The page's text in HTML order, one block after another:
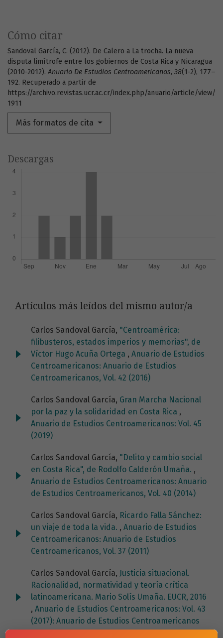
Cómo citar
Sandoval García, C. (2012). De Calero a La trocha. La nueva
disputa limítrofe entre los gobiernos de Costa Rica y Nicaragua
(2010-2012). Anuario De Estudios Centroamericanos, 38(1-2), 177–
192. Recuperado a partir de
https://archivo.revistas.ucr.ac.cr/index.php/anuario/article/view/
1911
Más formatos de cita
Descargas
Artículos más leídos del mismo autor/a
Carlos Sandoval García, "Centroamérica:
filibusteros, estados imperios y memorias", de
Víctor Hugo Acuña Ortega , Anuario de Estudios
Centroamericanos: Anuario de Estudios
Centroamericanos, Vol. 42 (2016)
Carlos Sandoval García, Gran Marcha Nacional
por la paz y la solidaridad en Costa Rica ,
Anuario de Estudios Centroamericanos: Vol. 45
(2019)
Carlos Sandoval García, "Delito y cambio social
en Costa Rica", de Rodolfo Calderón Umaña. ,
Anuario de Estudios Centroamericanos: Anuario
de Estudios Centroamericanos, Vol. 40 (2014)
Carlos Sandoval García, Ricardo Falla Sánchez:
un viaje de toda la vida. , Anuario de Estudios
Centroamericanos: Anuario de Estudios
Centroamericanos, Vol. 37 (2011)
Carlos Sandoval García, Justicia situacional.
Racionalidad, normatividad y teoría crítica
latinoamericana. Mario Solís Umaña. EUCR, 2016
, Anuario de Estudios Centroamericanos: Vol. 43
(2017): Anuario de Estudios Centroamericanos